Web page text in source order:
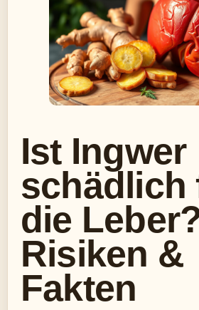
Ist Ingwer
schädlich
die
Risiken &
Fakten